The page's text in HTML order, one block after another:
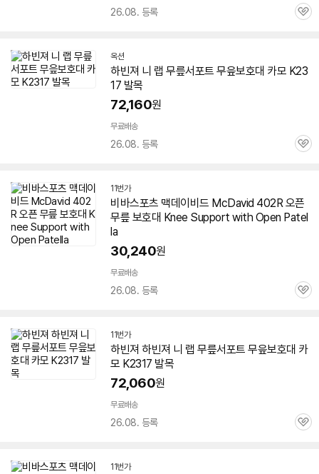
26.08. 등록
관
옥션
하빈져 니 랩 무릎서포트 무읖보호대 카모 K23
17 발목
72,160원
무료배송
26.08. 등록
관
11번가
비바스포츠 맥데이비드 McDavid 402R 오픈
무릎 보호대 Knee Support with Open Patel
la
30,240원
무료배송
26.08. 등록
관
11번가
하빈져 하빈져 니 랩 무릎서포트 무읖보호대 카
모 K2317 발목
72,060원
무료배송
26.08. 등록
관
11번가